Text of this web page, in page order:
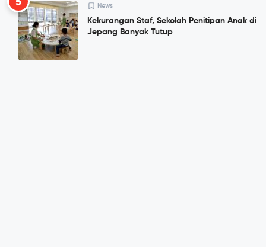
5 News
Kekurangan Staf, Sekolah Penitipan Anak di
Jepang Banyak Tutup